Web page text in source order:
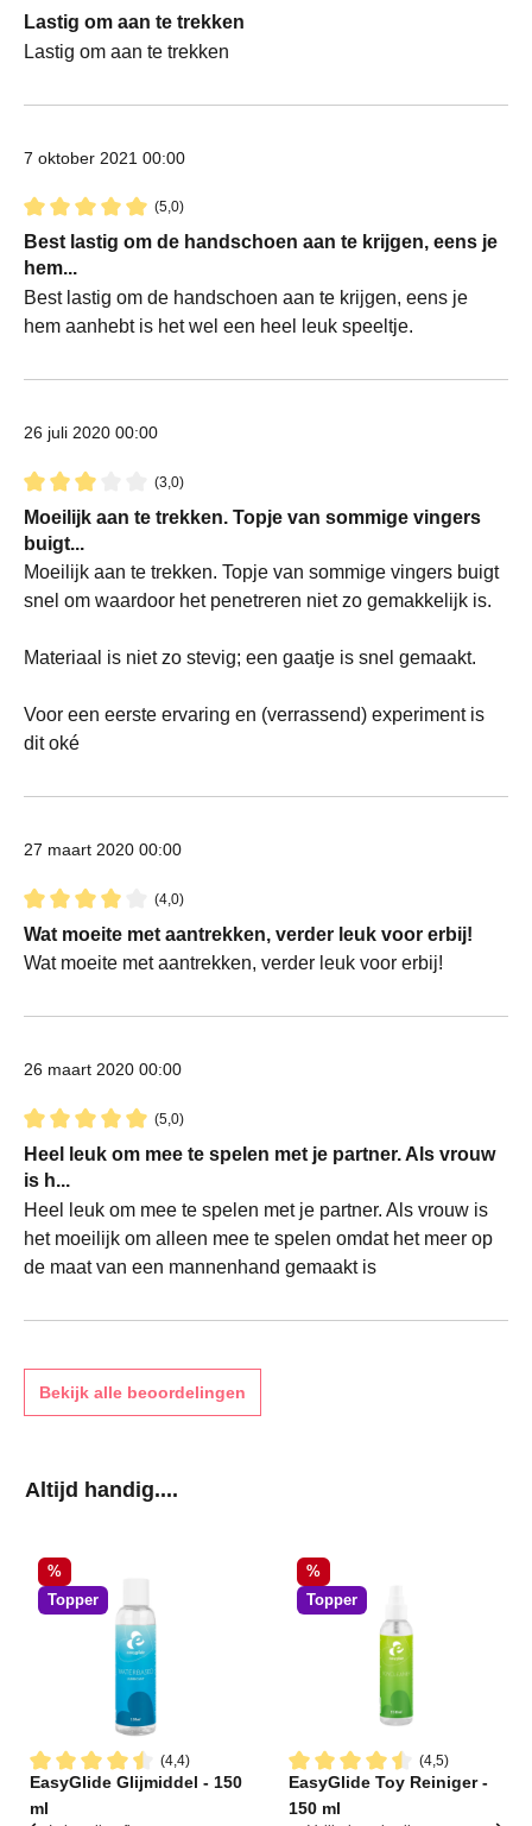
Recensie met een waardering van 4 van de 5 sterren
Lastig om aan te trekken
Lastig om aan te trekken
7 oktober 2021 00:00
(5,0)
Recensie met een waardering van 5 van de 5 sterren
Best lastig om de handschoen aan te krijgen, eens je
hem...
Best lastig om de handschoen aan te krijgen, eens je
hem aanhebt is het wel een heel leuk speeltje.
26 juli 2020 00:00
(3,0)
Recensie met een waardering van 3 van de 5 sterren
Moeilijk aan te trekken. Topje van sommige vingers
buigt...
Moeilijk aan te trekken. Topje van sommige vingers buigt
snel om waardoor het penetreren niet zo gemakkelijk is.
Materiaal is niet zo stevig; een gaatje is snel gemaakt.
Voor een eerste ervaring en (verrassend) experiment is
dit oké
27 maart 2020 00:00
(4,0)
Recensie met een waardering van 4 van de 5 sterren
Wat moeite met aantrekken, verder leuk voor erbij!
Wat moeite met aantrekken, verder leuk voor erbij!
26 maart 2020 00:00
(5,0)
Recensie met een waardering van 5 van de 5 sterren
Heel leuk om mee te spelen met je partner. Als vrouw
is h...
Heel leuk om mee te spelen met je partner. Als vrouw is
het moeilijk om alleen mee te spelen omdat het meer op
de maat van een mannenhand gemaakt is
Bekijk alle beoordelingen
Productgalerij overslaan
Altijd handig....
Korting
%
Topper
(4,4)
Gemiddelde waardering van 4.4 van 5 sterren
EasyGlide Glijmiddel - 150
ml
Korting
%
Topper
(4,5)
Gemiddelde waardering van
EasyGlide Toy Reiniger -
150 ml